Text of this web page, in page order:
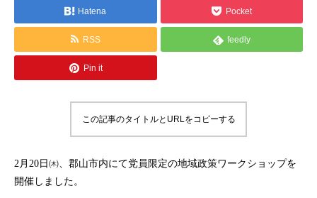
Hatena Pocket
RSS feedly
Pin it
この記事のタイトルとURLをコピーする
2月20日㈭、郡山市内にて党員限定の地域政策ワークショップを
開催しました。